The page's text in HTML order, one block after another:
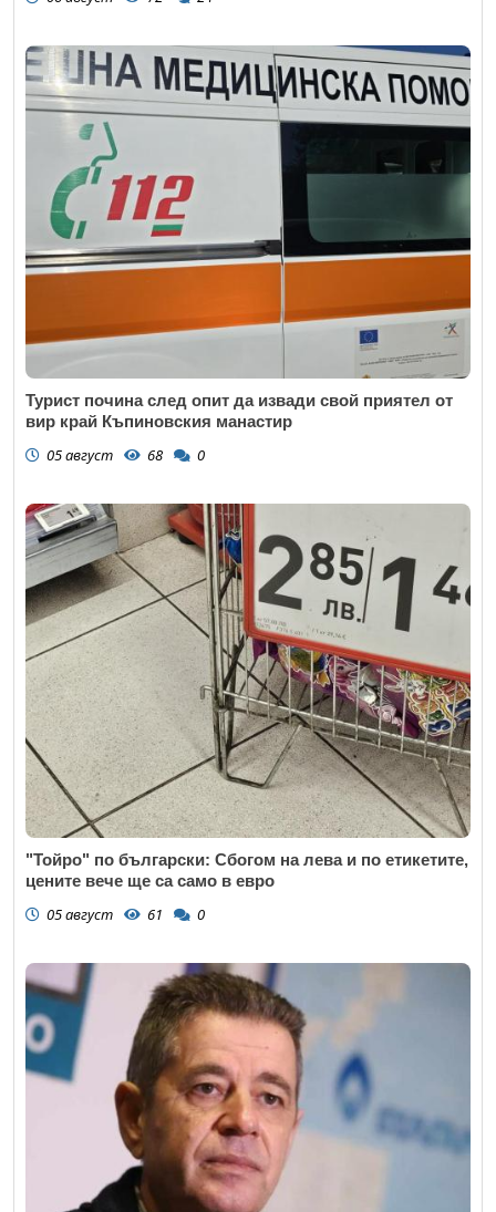
Турист почина след опит да извади свой приятел от
вир край Къпиновския манастир
05 август 68 0
"Тойро" по български: Сбогом на лева и по етикетите,
цените вече ще са само в евро
05 август 61 0